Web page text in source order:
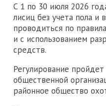
С 1 по 30 июля 2026
лисиц без учета пола и
проводиться по
и с использованием
средств.
Регулирование
общественной
районное общество